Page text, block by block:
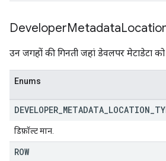
DeveloperMetadata
उन जगहों की गिनती जहां डेवलपर मेटाडेटा
Enums
DEVELOPER METADATA LOCATION
डिफ़ॉल्ट मान.
ROW